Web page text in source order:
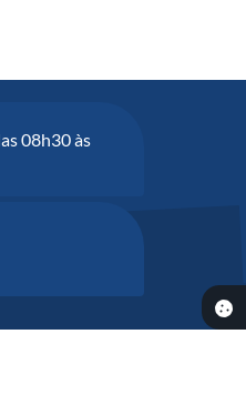
08h30 às